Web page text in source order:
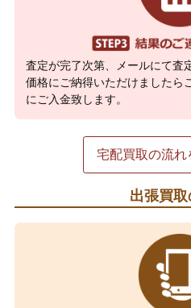
査定が完了次第、メールにて査
価格にご納得いただけましたら
にご入金致します。
宅配買取の流れ
出張買